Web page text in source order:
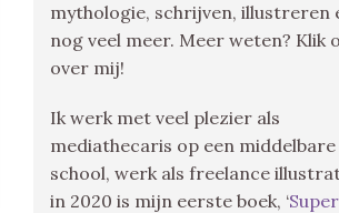
mythologie, schrijven, illustreren
nog veel meer. Meer weten? Klik
over mij!
Ik werk met veel plezier als
mediathecaris op een middelbare
school, werk als freelance
in 2020 is mijn eerste boek, ‘